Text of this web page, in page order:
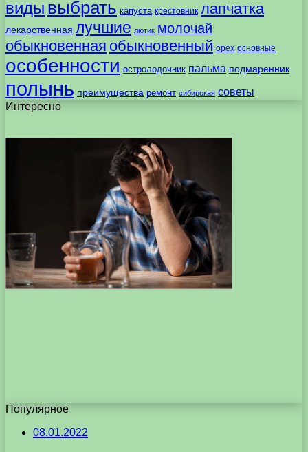
виды выбрать капуста крестовник лапчатка
лекарственная лучшие лютик молочай
обыкновенная обыкновенный орех основные
особенности остролодочник пальма подмаренник
полынь преимущества ремонт сибирская советы
Интересно
Популярное
08.01.2022